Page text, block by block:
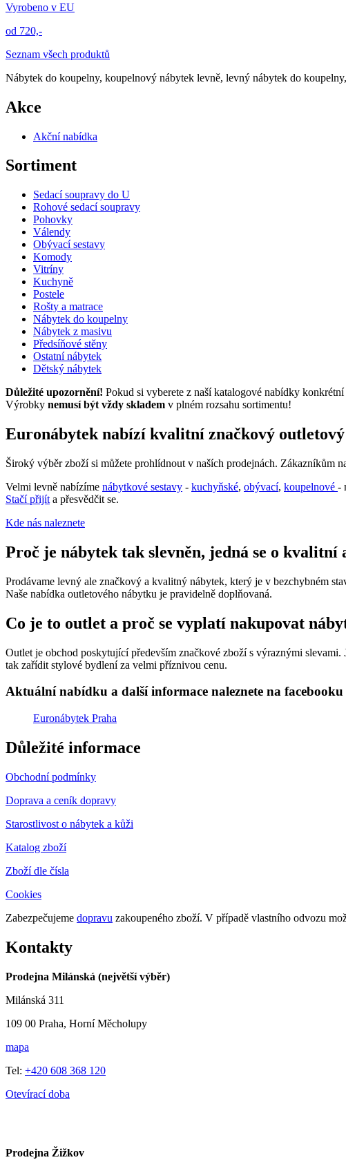
Vyrobeno v EU
od 720,-
Seznam všech produktů
Nábytek do koupelny, koupelnový nábytek levně, levný nábytek do
Akce
Akční nabídka
Sortiment
Sedací soupravy do U
Rohové sedací soupravy
Pohovky
Válendy
Obývací sestavy
Komody
Vitríny
Kuchyně
Postele
Rošty a matrace
Nábytek do koupelny
Nábytek z masivu
Předsíňové stěny
Ostatní nábytek
Dětský nábytek
Důležité upozornění! Pokud si vyberete z naší katalogové nabídky
Výrobky nemusí být vždy skladem v plném rozsahu sortimentu!
Euronábytek nabízí kvalitní značkový outletový
Široký výběr zboží si můžete prohlídnout v naších prodejnách. Zákazníkům
Velmi levně nabízíme nábytkové sestavy - kuchyňské, obývací, koupelnové -
Stačí přijít a přesvědčit se.
Kde nás naleznete
Proč je nábytek tak slevněn, jedná se o kvalitní
Prodávame levný ale značkový a kvalitný nábytek, který je v bezchybném
Naše nabídka outletového nábytku je pravidelně doplňovaná.
Co je to outlet a proč se vyplatí nakupovat
Outlet je obchod poskytující především značkové zboží s výraznými
tak zařídit stylové bydlení za velmi příznivou cenu.
Aktuální nabídku a další informace naleznete na facebooku
Euronábytek Praha
Důležité informace
Obchodní podmínky
Doprava a ceník dopravy
Starostlivost o nábytek a kůži
Katalog zboží
Zboží dle čísla
Cookies
Zabezpečujeme dopravu zakoupeného zboží. V případě vlastního odvozu
Kontakty
Prodejna Milánská (největší výběr)
Milánská 311
109 00 Praha, Horní Měcholupy
mapa
Tel: +420 608 368 120
Otevírací doba
Prodejna Žižkov